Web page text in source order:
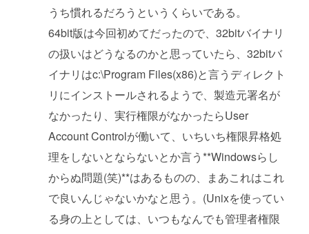
うち慣れるだろうというくらいである。
64bit版は今回初めてだったので、32bitバイナリ
の扱いはどうなるのかと思っていたら、32bitバ
イナリはc:\Program Files(x86)と言うディレクト
リにインストールされるようで、製造元署名が
なかったり、実行権限がなかったらUser
Account Controlが働いて、いちいち権限昇格処
理をしないとならないとか言う**Windowsらし
からぬ問題(笑)**はあるものの、まあこれはこれ
で良いんじゃないかなと思う。(Unixを使ってい
る身の上としては、いつもなんでも管理者権限